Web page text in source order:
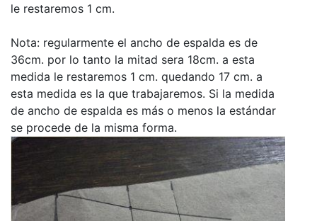
le restaremos 1 cm.
Nota: regularmente el ancho de espalda es de
36cm. por lo tanto la mitad sera 18cm. a esta
medida le restaremos 1 cm. quedando 17 cm. a
esta medida es la que trabajaremos. Si la medida
de ancho de espalda es más o menos la estándar
se procede de la misma forma.